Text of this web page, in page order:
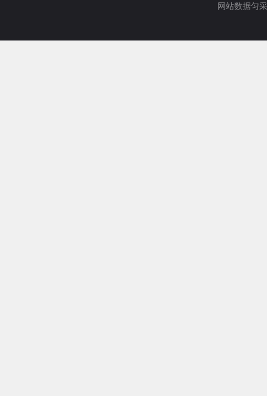
网站数据匀